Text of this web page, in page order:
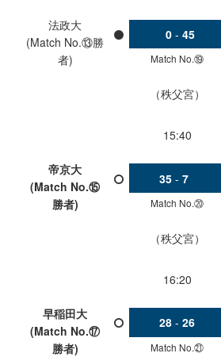
法政大
(Match No.⑬勝
者)
0 - 45
Match No.⑲
秩父宮
15:40
帝京大
(Match No.⑮
勝者)
35 - 7
Match No.⑳
秩父宮
16:20
早稲田大
(Match No.⑰
勝者)
28 - 26
Match No.㉑